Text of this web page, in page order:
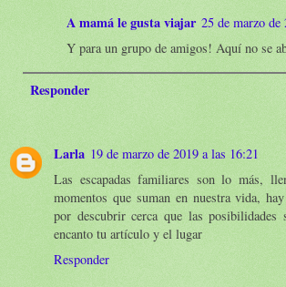
A mamá le gusta viajar 25 de marzo
Y para un grupo de amigos! Aquí no se
Responder
Larla 19 de marzo de 2019 a las 16:21
Las escapadas familiares son lo más,
momentos que suman en nuestra vida,
por descubrir cerca que las posibilidades
encanto tu artículo y el lugar
Responder